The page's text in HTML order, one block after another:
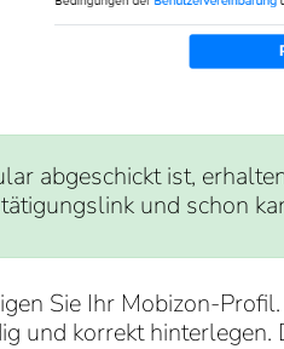
abgeschickt ist,
und schon
Sie Ihr Mobizon-
und korrekt